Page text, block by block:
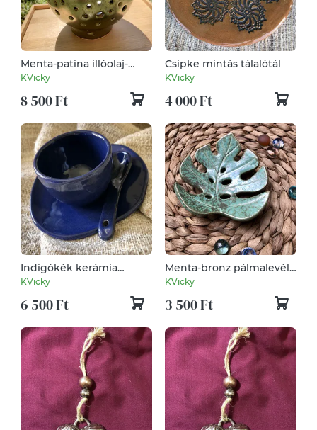
Menta-patina illóolaj-
párologtató gömb
KVicky
8 500 Ft
Csipke mintás tálalótál
KVicky
4 000 Ft
Indigókék kerámia
eszpresszó pohár
KVicky
6 500 Ft
Menta-bronz pálmalevél
szappantartó
KVicky
3 500 Ft